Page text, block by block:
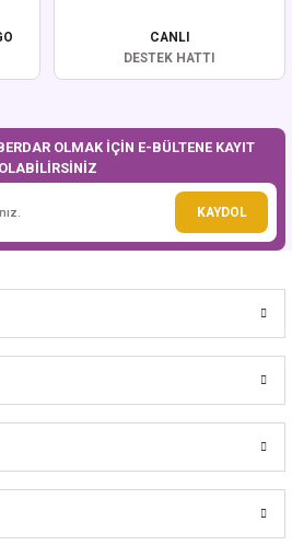
CANLI
DESTEK HATTI
OLMAK İÇİN E-BÜLTENE KAYIT
OLABİLİRSİNİZ
KAYDOL